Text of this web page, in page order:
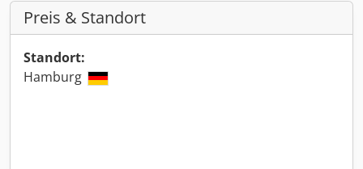
Preis & Standort
Standort:
Hamburg